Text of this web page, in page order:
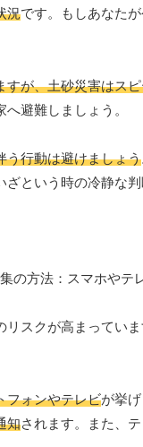
況です。もしあなた
が、土砂災害はス
避難しましょう。
う行動は避けましょう
という時の冷静な判
スクが高まっていま
フォンやテレビが挙
知されます。また、テ